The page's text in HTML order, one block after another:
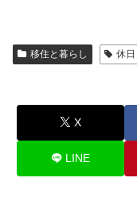
移住と暮らし 休日
X
LINE